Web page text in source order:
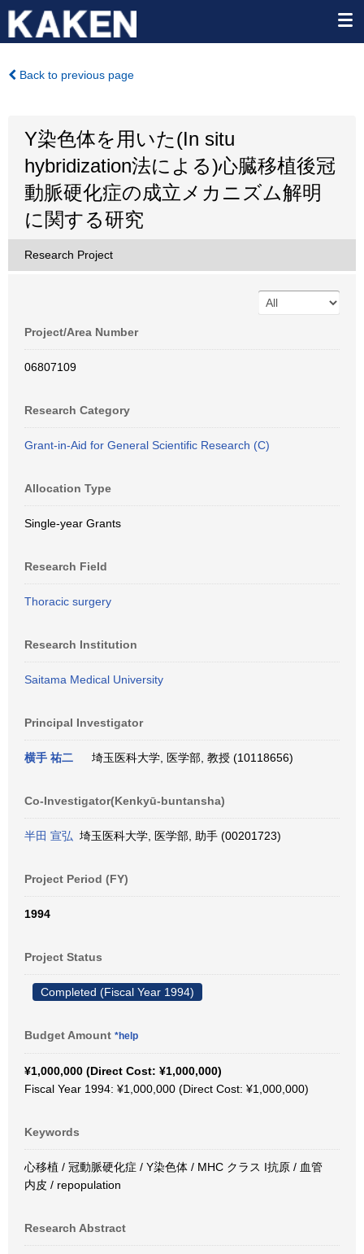
Back to previous page
Y染色体を用いた(In situ
hybridization法による)心臓移植後冠
動脈硬化症の成立メカニズム解明
に関する研究
Research Project
Project/Area Number
06807109
Research Category
Grant-in-Aid for General Scientific Research (C)
Allocation Type
Single-year Grants
Research Field
Thoracic surgery
Research Institution
Saitama Medical University
Principal Investigator
横手 祐二 埼玉医科大学, 医学部, 教授 (10118656)
Co-Investigator(Kenkyū-buntansha)
半田 宣弘 埼玉医科大学, 医学部, 助手 (00201723)
Project Period (FY)
1994
Project Status
Completed (Fiscal Year 1994)
Budget Amount *help
¥1,000,000 (Direct Cost: ¥1,000,000)
Fiscal Year 1994: ¥1,000,000 (Direct Cost: ¥1,000,000)
Keywords
心移植 / 冠動脈硬化症 / Y染色体 / MHC クラス I抗原 / 血管
内皮 / repopulation
Research Abstract